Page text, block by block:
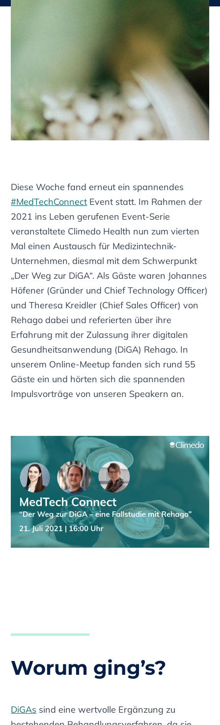
Diese Woche fand erneut ein spannendes
#MedTechConnect Event statt. Im Rahmen der
2021 ins Leben gerufenen Event-Serie
veranstaltete Climedo Health nun zum vierten
Mal einen Austausch für Medizintechnik-
Unternehmen, diesmal mit dem Schwerpunkt
„Der Weg zur DiGA“. Als Gäste waren Johannes
Höfener (Gründer und Chief Technology Officer)
und Theresa Kreidler (Chief Sales Officer) von
Rehago dabei und referierten über ihre
Erfahrung mit der Zulassung ihrer digitalen
Gesundheitsanwendung (DiGA) Rehago. In
unserem Online-Meetup fanden sich rund 55
Gäste ein und hörten sich die spannenden
Impulsvorträge von unseren Speakern an.
Worum ging’s?
DiGAs sind eine wertvolle Ergänzung zu